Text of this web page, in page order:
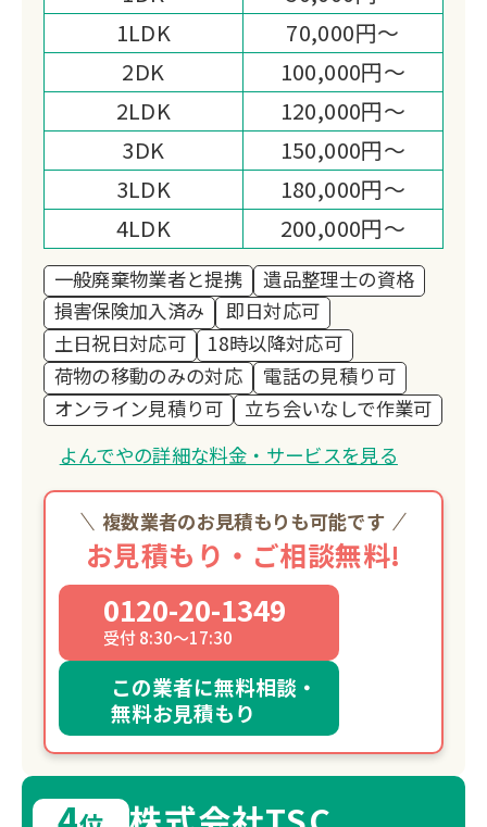
差別化された買取力で、安心と満足をお
約束します。
1LDK
70,000円～
2DK
100,000円～
2LDK
120,000円～
3DK
150,000円～
3LDK
180,000円～
4LDK
200,000円～
一般廃棄物業者と提携
遺品整理士の資格
損害保険加入済み
即日対応可
土日祝日対応可
18時以降対応可
荷物の移動のみの対応
電話の見積り可
オンライン見積り可
立ち会いなしで作業可
よんでやの詳細な料金・サービスを見る
複数業者のお見積もりも可能です
お見積もり・ご相談無料!
0120-20-1349
受付 8:30～17:30
この業者に無料相談・
無料お見積もり